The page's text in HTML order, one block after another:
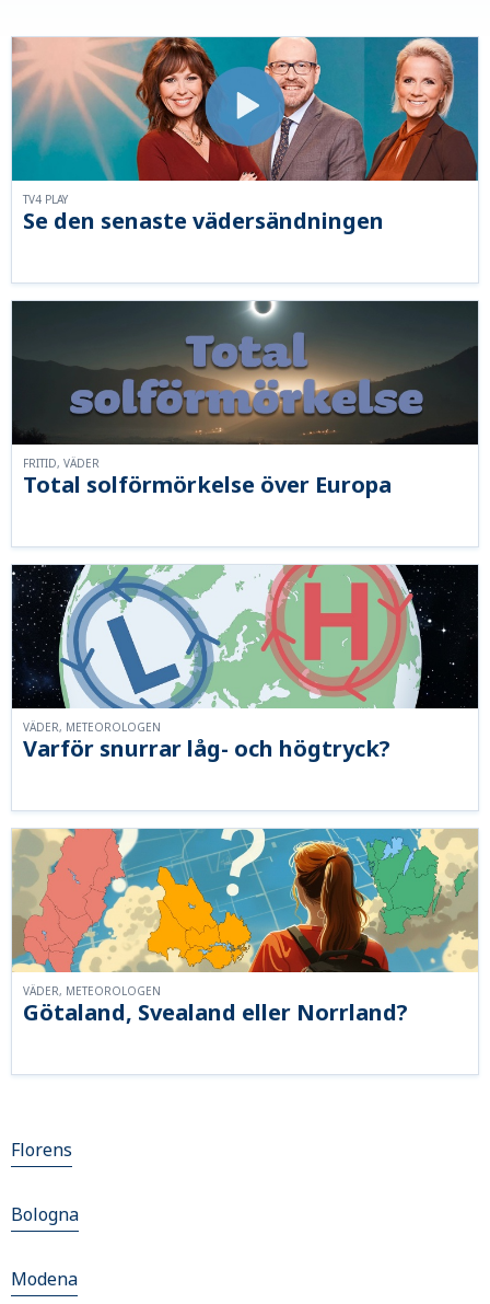
Se den senaste vädersändningen
TV4 PLAY
Total solförmörkelse över Europa
FRITID, VÄDER
Varför snurrar låg- och högtryck?
VÄDER, METEOROLOGEN
Götaland, Svealand eller Norrland?
VÄDER, METEOROLOGEN
Florens
Bologna
Modena